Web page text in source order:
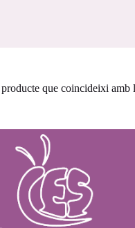
que coincideixi amb